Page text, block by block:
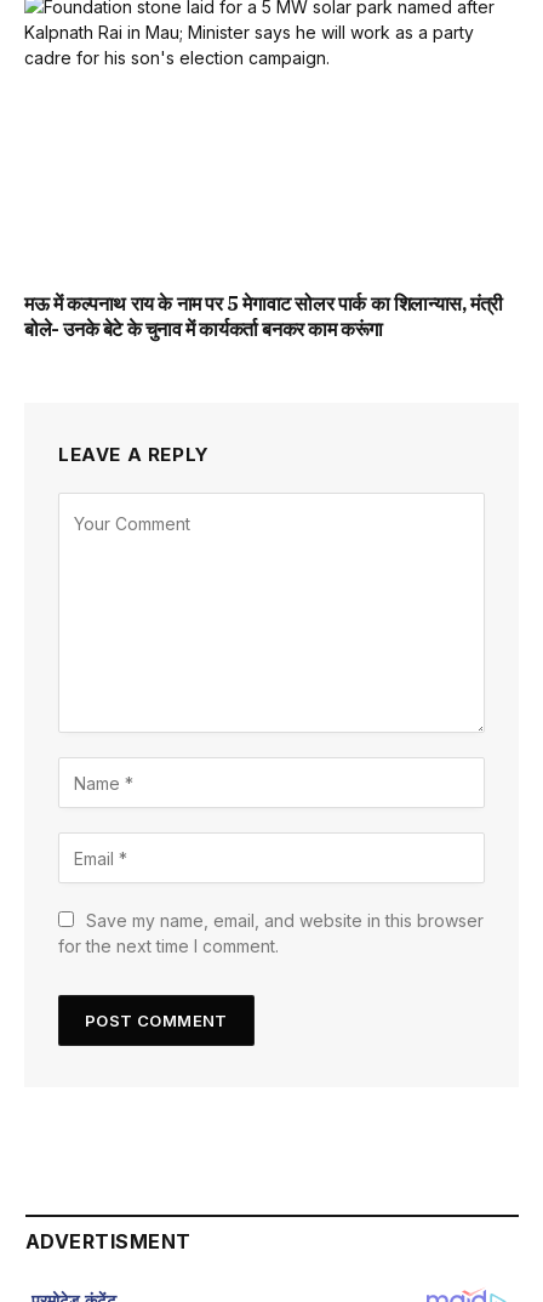
मऊ में कल्पनाथ राय के नाम पर 5 मेगावाट सोलर पार्क का शिलान्यास, मंत्री
बोले- उनके बेटे के चुनाव में कार्यकर्ता बनकर काम करूंगा
LEAVE A REPLY
Save my name, email, and website in this browser
for the next time I comment.
ADVERTISMENT